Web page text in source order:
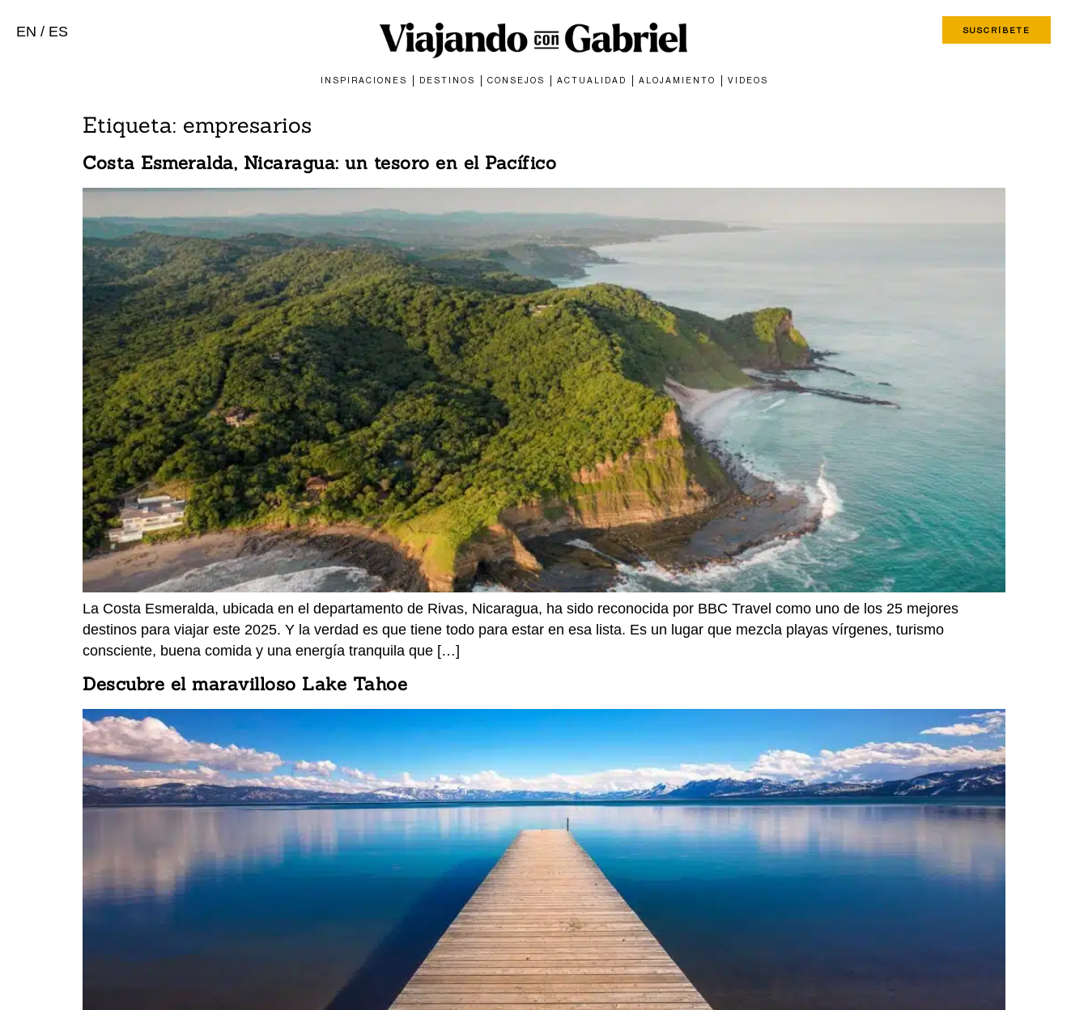
EN / ES SUSCRÍBETE
INSPIRACIONES DESTINOS CONSEJOS ACTUALIDAD ALOJAMIENTO VIDEOS
Etiqueta: empresarios
Costa Esmeralda, Nicaragua: un tesoro en el Pacífico
La Costa Esmeralda, ubicada en el departamento de Rivas, Nicaragua, ha sido reconocida por BBC Travel como uno de los 25 mejores
destinos para viajar este 2025. Y la verdad es que tiene todo para estar en esa lista. Es un lugar que mezcla playas vírgenes, turismo
consciente, buena comida y una energía tranquila que […]
Descubre el maravilloso Lake Tahoe